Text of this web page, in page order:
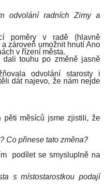
odvolání radních Zimy a
poměry v radě (hlavně
zároveň umožnit hnutí Ano
v řízení města.
touhu po změně jasně
odvolání starosty i
dát najevo, že nám nejde
pěti měsíců jsme zjistili, že
Co přinese tato změna?
podílet se smysluplně na
s místostarostkou podají